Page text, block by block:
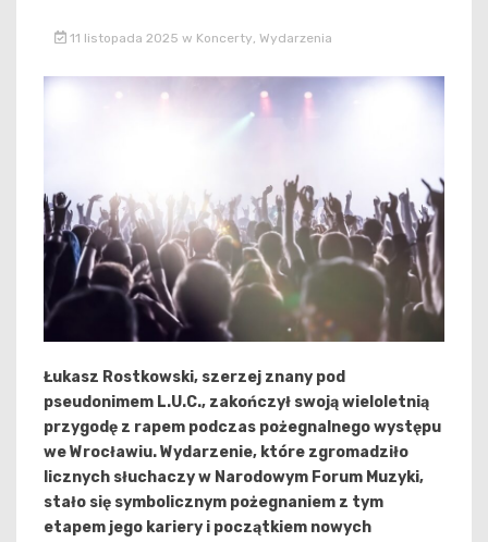
11 listopada 2025 w Koncerty Wydarzenia
Łukasz Rostkowski, szerzej znany pod
pseudonimem L.U.C., zakończył swoją wieloletnią
przygodę z rapem podczas pożegnalnego występu
we Wrocławiu. Wydarzenie, które zgromadziło
licznych słuchaczy w Narodowym Forum Muzyki,
stało się symbolicznym pożegnaniem z tym
etapem jego kariery i początkiem nowych